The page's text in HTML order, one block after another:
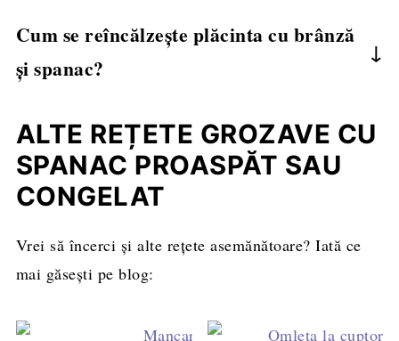
Cum se reîncălzește plăcinta cu brânză
și spanac?
minute la microunde sau în cuptor la 180 de
grade pentru 10 - 15 minute.
ALTE REȚETE GROZAVE CU
SPANAC PROASPĂT SAU
CONGELAT
Vrei să încerci și alte rețete asemănătoare? Iată ce
mai găsești pe blog: